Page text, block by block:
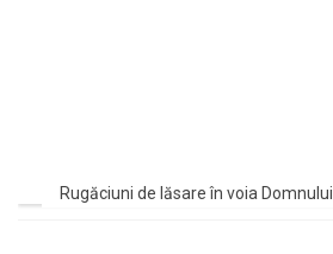
Rugăciuni de lăsare în voia Domnului